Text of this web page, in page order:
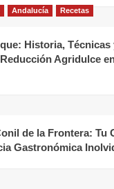
Andalucía Recetas
Historia, Técnicas
Agridulce
de la Frontera: Tu
Gastronómica